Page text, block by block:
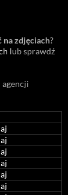
na zdjęciach?
lub sprawdź